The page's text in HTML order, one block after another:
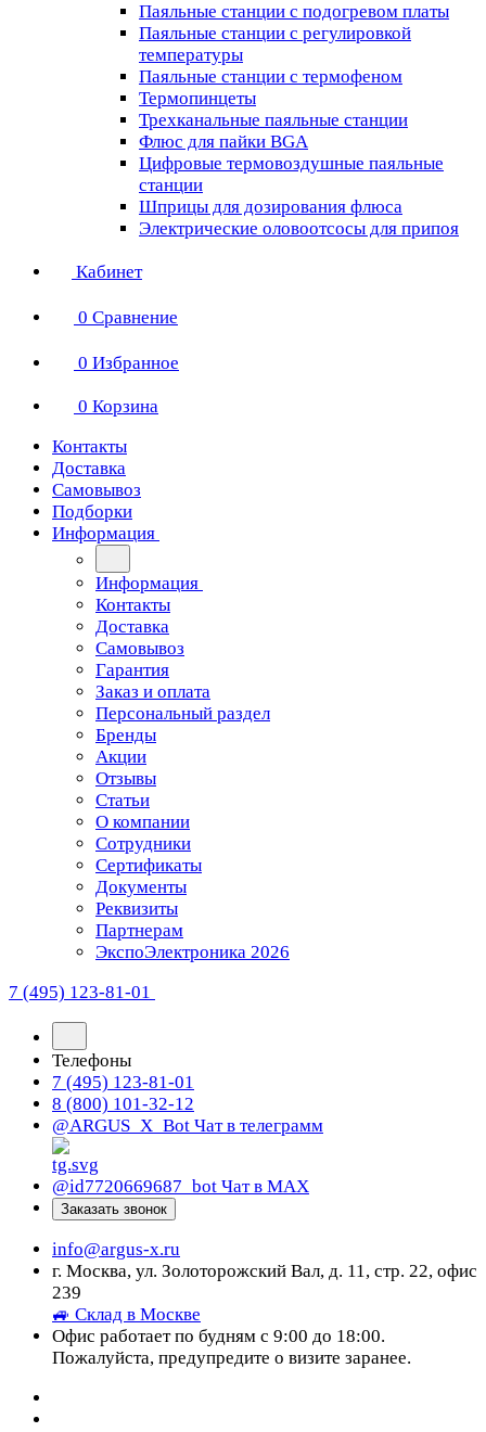
Паяльные станции с подогревом платы
Паяльные станции с регулировкой
температуры
Паяльные станции с термофеном
Термопинцеты
Трехканальные паяльные станции
Флюс для пайки BGA
Цифровые термовоздушные паяльные
станции
Шприцы для дозирования флюса
Электрические оловоотсосы для припоя
Кабинет
0 Сравнение
0 Избранное
0 Корзина
Контакты
Доставка
Самовывоз
Подборки
Информация
Информация
Контакты
Доставка
Самовывоз
Гарантия
Заказ и оплата
Персональный раздел
Бренды
Акции
Отзывы
Статьи
О компании
Сотрудники
Сертификаты
Документы
Реквизиты
Партнерам
ЭкспоЭлектроника 2026
7 (495) 123-81-01
Телефоны
7 (495) 123-81-01
8 (800) 101-32-12
@ARGUS_X_Bot Чат в телеграмм
@id7720669687_bot Чат в МАХ
Заказать звонок
info@argus-x.ru
г. Москва, ул. Золоторожский Вал, д. 11, стр. 22, офис
239
🚙 Склад в Москве
Офис работает по будням с 9:00 до 18:00.
Пожалуйста, предупредите о визите заранее.